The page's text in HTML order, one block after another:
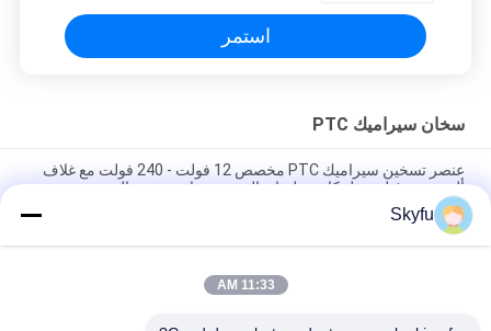
استمر
سخان سيراميك PTC
عنصر تسخين سيراميك PTC مخصص 12 فولت - 240 فولت مع غلاف
ألومنيوم وفيلم عزل كابتون لصانع القهوة وجهاز تصفيف الشعر
درجة حرارة ثابتة تلقائيًا لمكواة فرد الشعر ومكواة مسطحة
عنصر تسخين PTC بغلاف ألومنيوم مخصص، عزل فيلم بولي إيميد،
Skyfu
11:33 AM